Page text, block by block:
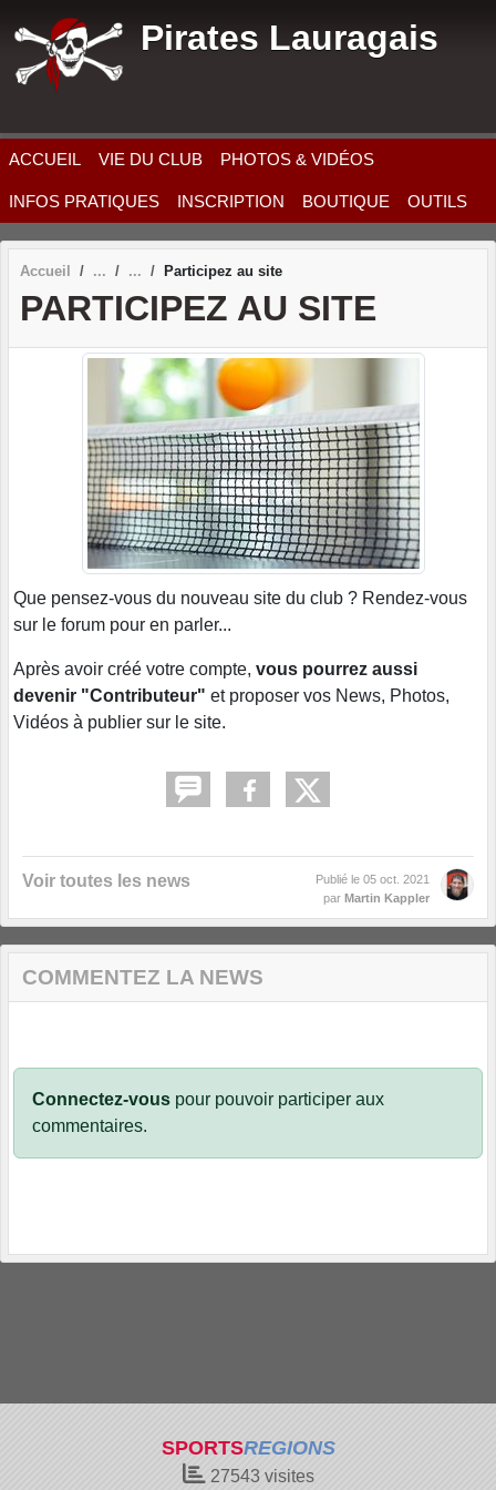
Pirates Lauragais
ACCUEIL VIE DU CLUB PHOTOS & VIDÉOS
INFOS PRATIQUES INSCRIPTION BOUTIQUE OUTILS
Accueil Participez au site
PARTICIPEZ AU SITE
Que pensez-vous du nouveau site du club ? Rendez-vous
sur le forum pour en parler...
Après avoir créé votre compte, vous pourrez aussi
devenir "Contributeur" et proposer vos News, Photos,
Vidéos à publier sur le site.
Voir toutes les news Publié le 05 oct. 2021
par Martin Kappler
COMMENTEZ LA NEWS
Connectez-vous pour pouvoir participer aux
commentaires.
SPORTSREGIONS
27543visites